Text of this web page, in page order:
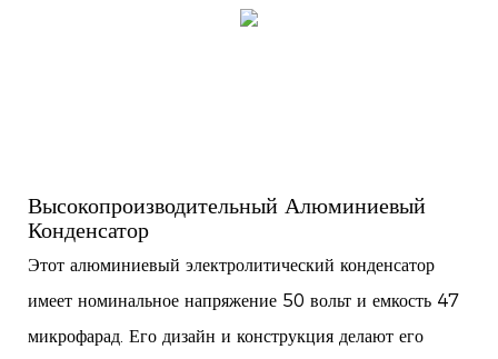
Высокопроизводительный Алюминиевый
Конденсатор
Этот алюминиевый электролитический конденсатор
имеет номинальное напряжение 50 вольт и емкость 47
микрофарад. Его дизайн и конструкция делают его